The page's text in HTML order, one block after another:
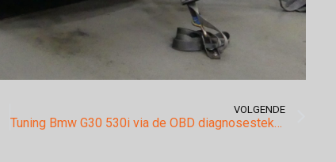
VOLGENDE
Tuning Bmw G30 530i via de OBD diagnosestekker.